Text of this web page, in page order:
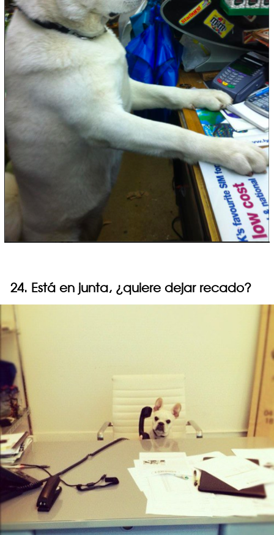
24. Está en junta, ¿quiere dejar recado?